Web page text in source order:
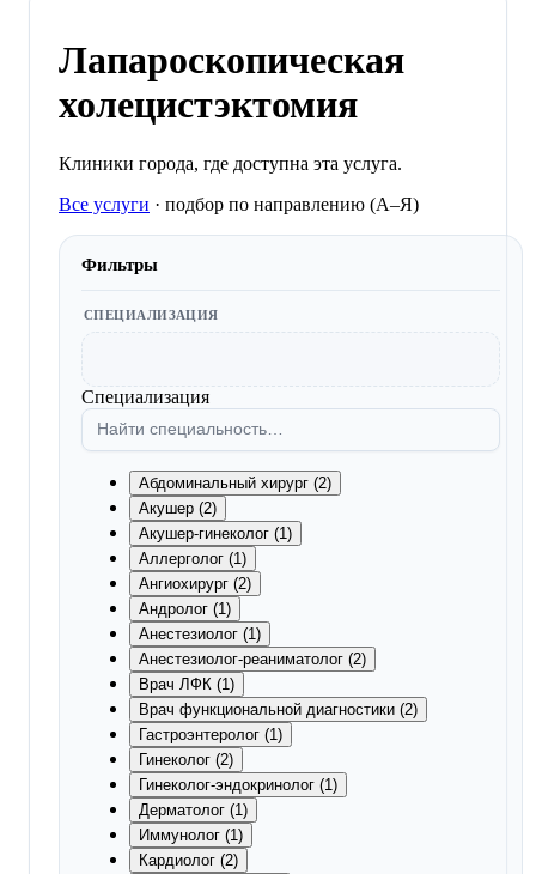
Лапароскопическая
холецистэктомия
Клиники города, где доступна эта услуга.
Все услуги · подбор по направлению (A–Я)
Фильтры
СПЕЦИАЛИЗАЦИЯ
Специализация
Абдоминальный хирург (2)
Акушер (2)
Акушер-гинеколог (1)
Аллерголог (1)
Ангиохирург (2)
Андролог (1)
Анестезиолог (1)
Анестезиолог-реаниматолог (2)
Врач ЛФК (1)
Врач функциональной диагностики (2)
Гастроэнтеролог (1)
Гинеколог (2)
Гинеколог-эндокринолог (1)
Дерматолог (1)
Иммунолог (1)
Кардиолог (2)